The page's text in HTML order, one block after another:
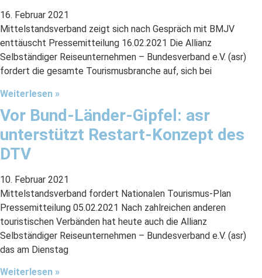
16. Februar 2021
Mittelstandsverband zeigt sich nach Gespräch mit BMJV
enttäuscht Pressemitteilung 16.02.2021 Die Allianz
Selbständiger Reiseunternehmen – Bundesverband e.V. (asr)
fordert die gesamte Tourismusbranche auf, sich bei
Weiterlesen »
Vor Bund-Länder-Gipfel: asr
unterstützt Restart-Konzept des
DTV
10. Februar 2021
Mittelstandsverband fordert Nationalen Tourismus-Plan
Pressemitteilung 05.02.2021 Nach zahlreichen anderen
touristischen Verbänden hat heute auch die Allianz
Selbständiger Reiseunternehmen – Bundesverband e.V. (asr)
das am Dienstag
Weiterlesen »